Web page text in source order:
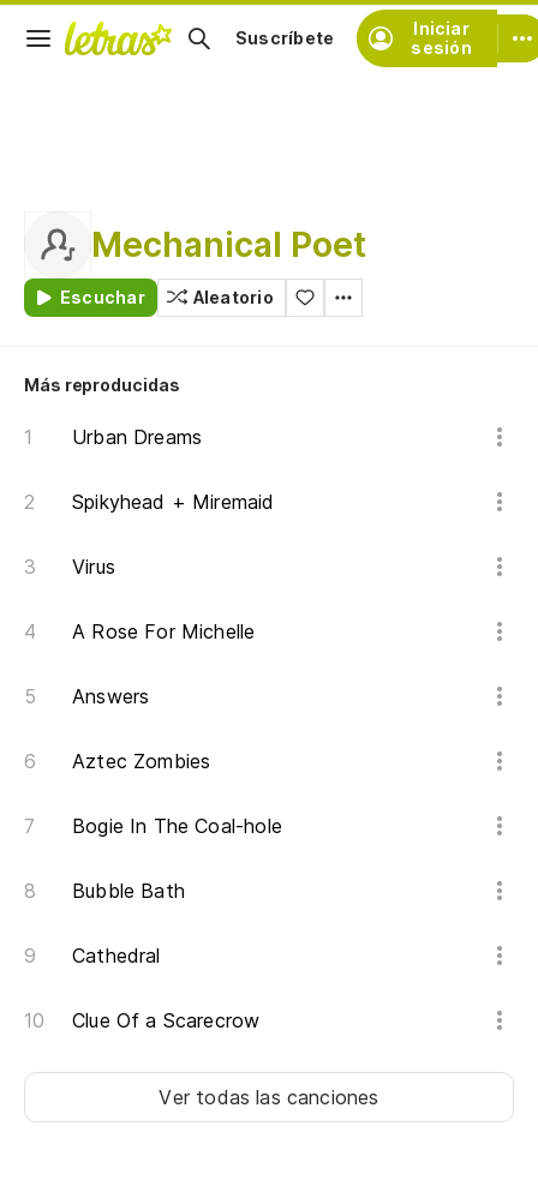
Iniciar
sesión
Suscríbete
Mechanical Poet
Escuchar Aleatorio
Más reproducidas
Urban Dreams
Spikyhead + Miremaid
Virus
A Rose For Michelle
Answers
Aztec Zombies
Bogie In The Coal-hole
Bubble Bath
Cathedral
Clue Of a Scarecrow
Ver todas las canciones